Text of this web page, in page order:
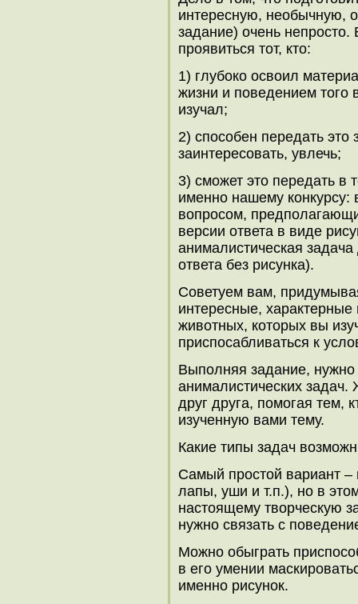
интересную, необычную,
задание) очень
проявиться тот, кто:
1) глубоко освоил
жизни и поведением того
изучал;
2) способен передать это
заинтересовать, увлечь;
3) сможет это передать в
именно нашему конкурсу:
вопросом,
версии ответа в виде
анималистическая
ответа без рисунка).
Советуем вам,
интересные,
животных, которых вы
приспосабливаться к
Выполняя задание,
анималистических
друг друга, помогая тем,
изученную вами тему.
Какие типы задач
Самый простой вариант –
лапы, уши и т.п.), но в
настоящему творческую
нужно связать с
Можно обыграть
в его умении
именно рисунок.